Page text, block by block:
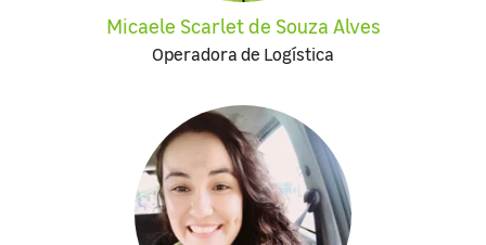
Micaele Scarlet de Souza Alves
Operadora de Logística